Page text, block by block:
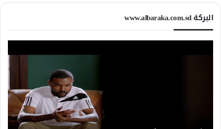
البركة www.albaraka.com.sd